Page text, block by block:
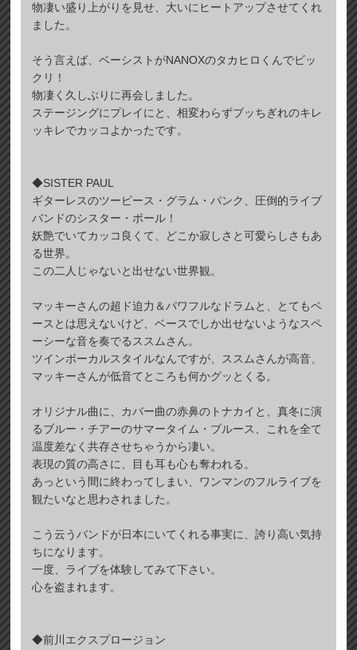
物凄い盛り上がりを見せ、大いにヒートアップさせてくれ
ました。
そう言えば、ベーシストがNANOXのタカヒロくんでビッ
クリ！
物凄く久しぶりに再会しました。
ステージングにプレイにと、相変わらずブッちぎれのキレ
ッキレでカッコよかったです。
◆SISTER PAUL
ギターレスのツーピース・グラム・パンク、圧倒的ライブ
バンドのシスター・ポール！
妖艶でいてカッコ良くて、どこか寂しさと可愛らしさもあ
る世界。
この二人じゃないと出せない世界観。
マッキーさんの超ド迫力＆パワフルなドラムと、とてもベ
ースとは思えないけど、ベースでしか出せないようなスペ
ーシーな音を奏でるススムさん。
ツインボーカルスタイルなんですが、ススムさんが高音、
マッキーさんが低音てところも何かグッとくる。
オリジナル曲に、カバー曲の赤鼻のトナカイと、真冬に演
るブルー・チアーのサマータイム・ブルース、これを全て
温度差なく共存させちゃうから凄い。
表現の質の高さに、目も耳も心も奪われる。
あっという間に終わってしまい、ワンマンのフルライブを
観たいなと思わされました。
こう云うバンドが日本にいてくれる事実に、誇り高い気持
ちになります。
一度、ライブを体験してみて下さい。
心を盗まれます。
◆前川エクスプロージョン